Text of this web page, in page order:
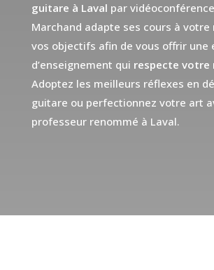
guitare à Laval par
Marchand adapte ses cours à votre
vos objectifs afin de vous offrir une
d’enseignement qui respecte votre
Adoptez les meilleurs réflexes en
guitare ou perfectionnez votre art
professeur renommé à Laval.